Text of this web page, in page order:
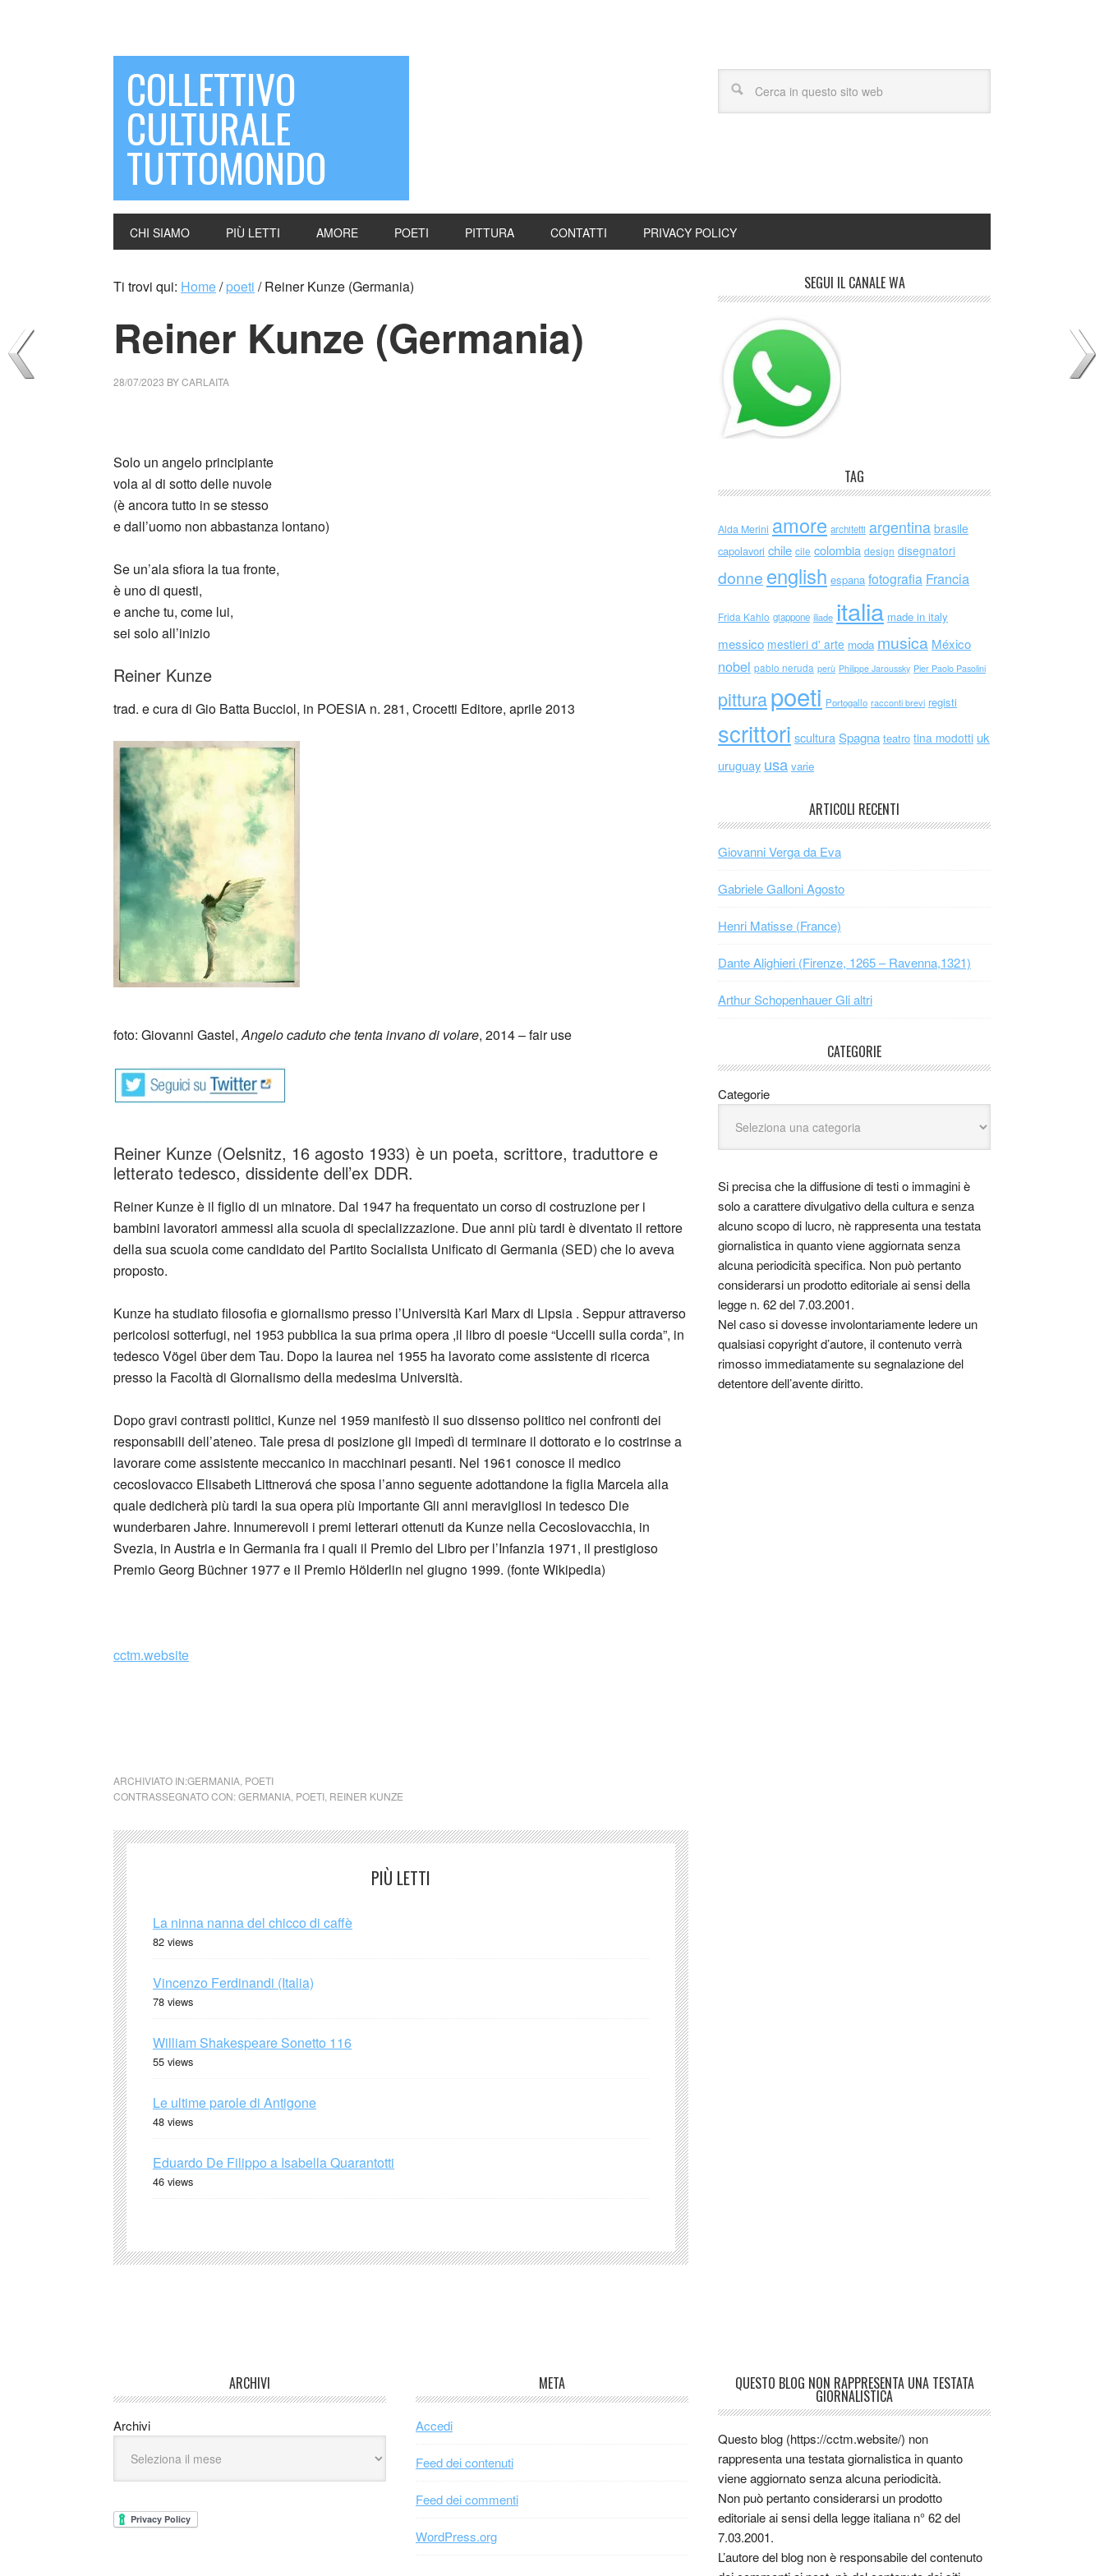
COLLETTIVO
CULTURALE
TUTTOMONDO
CHI SIAMO PIÙ LETTI AMORE POETI PITTURA CONTATTI PRIVACY POLICY
Ti trovi qui: Home/ poeti /Reiner Kunze (Germania)
Reiner Kunze (Germania)
28/07/2023 BYCARLAITA
Solo un angelo principiante
vola al di sotto delle nuvole
(è ancora tutto in se stesso
e dall’uomo non abbastanza lontano)
Se un’ala sfiora la tua fronte,
è uno di questi,
e anche tu, come lui,
sei solo all’inizio
Reiner Kunze
trad. e cura di Gio Batta Bucciol, in POESIA n. 281, Crocetti Editore, aprile 2013
foto: Giovanni Gastel,Angelo caduto che tenta invano di volare, 2014 – fair use
Reiner Kunze (Oelsnitz, 16 agosto 1933) è un poeta, scrittore, traduttore e
letterato tedesco, dissidente dell’ex DDR.
Reiner Kunze è il figlio di un minatore. Dal 1947 ha frequentato un corso di costruzione per i
bambini lavoratori ammessi alla scuola di specializzazione. Due anni più tardi è diventato il rettore
della sua scuola come candidato del Partito Socialista Unificato di Germania (SED) che lo aveva
proposto.
Kunze ha studiato filosofia e giornalismo presso l’Università Karl Marx di Lipsia . Seppur attraverso
pericolosi sotterfugi, nel 1953 pubblica la sua prima opera ,il libro di poesie “Uccelli sulla corda”, in
tedesco Vögel über dem Tau. Dopo la laurea nel 1955 ha lavorato come assistente di ricerca
presso la Facoltà di Giornalismo della medesima Università.
Dopo gravi contrasti politici, Kunze nel 1959 manifestò il suo dissenso politico nei confronti dei
responsabili dell’ateneo. Tale presa di posizione gli impedì di terminare il dottorato e lo costrinse a
lavorare come assistente meccanico in macchinari pesanti. Nel 1961 conosce il medico
cecoslovacco Elisabeth Littnerová che sposa l’anno seguente adottandone la figlia Marcela alla
quale dedicherà più tardi la sua opera più importante Gli anni meravigliosi in tedesco Die
wunderbaren Jahre. Innumerevoli i premi letterari ottenuti da Kunze nella Cecoslovacchia, in
Svezia, in Austria e in Germania fra i quali il Premio del Libro per l’Infanzia 1971, il prestigioso
Premio Georg Büchner 1977 e il Premio Hölderlin nel giugno 1999. (fonte Wikipedia)
cctm.website
ARCHIVIATO IN:GERMANIA POETI
CONTRASSEGNATO CON:GERMANIA POETI REINER KUNZE
PIÙ LETTI
La ninna nanna del chicco di caffè
82 views
Vincenzo Ferdinandi (Italia)
78 views
William Shakespeare Sonetto 116
55 views
Le ultime parole di Antigone
48 views
Eduardo De Filippo a Isabella Quarantotti
46 views
SEGUI IL CANALE WA
TAG
Alda Merini amore architetti argentina brasile
capolavori chile cile colombia design disegnatori
donne english espana fotografia Francia
Frida Kahlo giappone iliade italia made in italy
messico mestieri d' arte moda musica México
nobel pablo neruda perù Philippe Jaroussky Pier Paolo Pasolini
pitturapoeti Portogallo racconti brevi registi
scrittori scultura Spagna teatro tina modotti uk
uruguay usa varie
ARTICOLI RECENTI
Giovanni Verga da Eva
Gabriele Galloni Agosto
Henri Matisse (France)
Dante Alighieri (Firenze, 1265 – Ravenna,1321)
Arthur Schopenhauer Gli altri
CATEGORIE
Categorie
Si precisa che la diffusione di testi o immagini è
solo a carattere divulgativo della cultura e senza
alcuno scopo di lucro, nè rappresenta una testata
giornalistica in quanto viene aggiornata senza
alcuna periodicità specifica. Non può pertanto
considerarsi un prodotto editoriale ai sensi della
legge n. 62 del 7.03.2001.
Nel caso si dovesse involontariamente ledere un
qualsiasi copyright d’autore, il contenuto verrà
rimosso immediatamente su segnalazione del
detentore dell’avente diritto.
ARCHIVI
Archivi
META
Accedi
Feed dei contenuti
Feed dei commenti
WordPress.org
QUESTO BLOG NON RAPPRESENTA UNA TESTATA
GIORNALISTICA
Questo blog (https://cctm.website/) non
rappresenta una testata giornalistica in quanto
viene aggiornato senza alcuna periodicità.
Non può pertanto considerarsi un prodotto
editoriale ai sensi della legge italiana n° 62 del
7.03.2001.
L’autore del blog non è responsabile del contenuto